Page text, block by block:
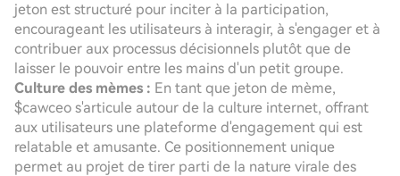
jeton est structuré pour inciter à la participation,
encourageant les utilisateurs à interagir, à s'engager et à
contribuer aux processus décisionnels plutôt que de
laisser le pouvoir entre les mains d'un petit groupe.
Culture des mèmes : En tant que jeton de mème,
$cawceo s'articule autour de la culture internet, offrant
aux utilisateurs une plateforme d'engagement qui est
relatable et amusante. Ce positionnement unique
permet au projet de tirer parti de la nature virale des